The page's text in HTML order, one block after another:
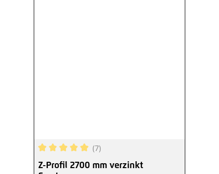
Durchschnittliche Bewertung von 5 von 5
(7)
Z-Profil 2700 mm verzinkt